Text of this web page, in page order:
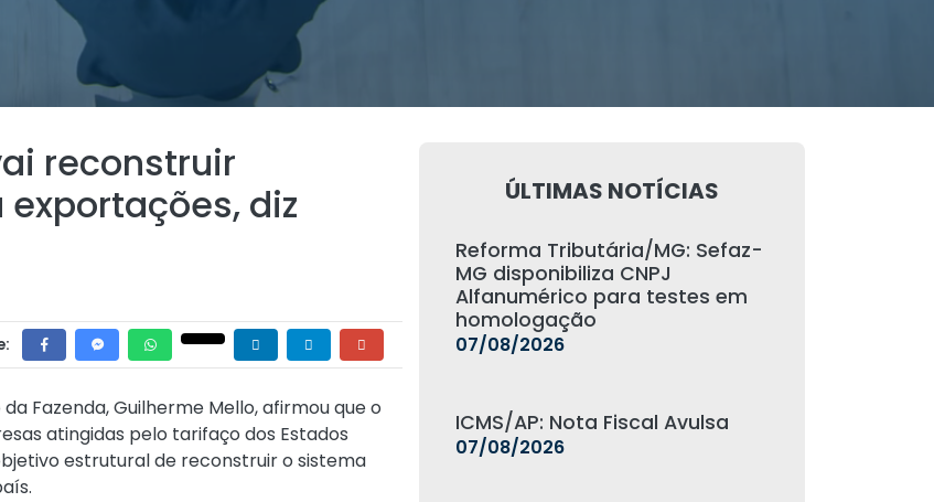
reconstruir
diz
Fazenda, Guilherme Mello, afirmou que o
atingidas pelo tarifaço dos Estados
estrutural de reconstruir o sistema
ÚLTIMAS NOTÍCIAS
Reforma Tributária/MG: Sefaz-
MG disponibiliza CNPJ
Alfanumérico para testes em
homologação
07/08/2026
ICMS/AP: Nota Fiscal Avulsa
07/08/2026